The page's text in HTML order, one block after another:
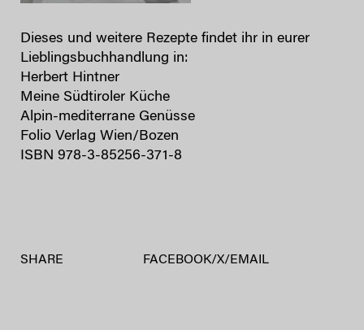
Dieses und weitere Rezepte findet ihr in eurer
Lieblingsbuchhandlung in:
Herbert Hintner
Meine Südtiroler Küche
Alpin-mediterrane Genüsse
Folio Verlag Wien/Bozen
ISBN 978-3-85256-371-8
SHARE FACEBOOK/X/ EMAIL